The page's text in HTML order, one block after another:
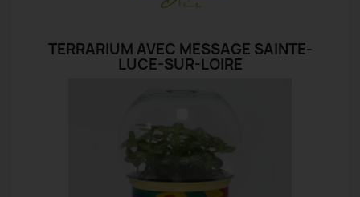
TERRARIUM AVEC MESSAGE SAINTE-
LUCE-SUR-LOIRE